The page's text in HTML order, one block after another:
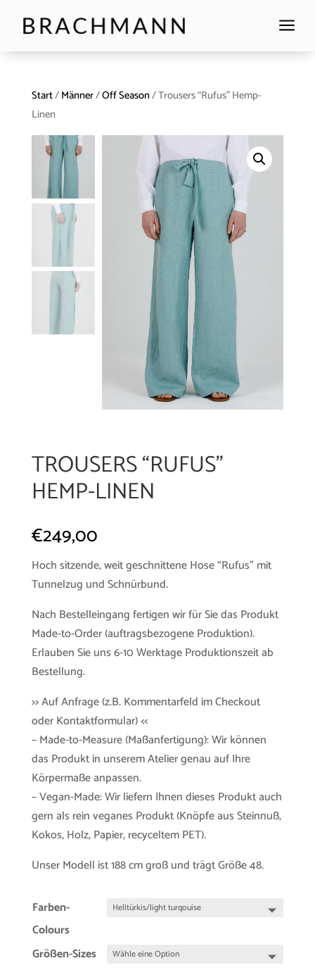
a
Start/Männer/Off Season/ Trousers “Rufus” Hemp-
Linen
TROUSERS “RUFUS”
HEMP-LINEN
€249,00
Hoch sitzende, weit geschnittene Hose “Rufus” mit
Tunnelzug und Schnürbund.
Nach Bestelleingang fertigen wir für Sie das Produkt
Made-to-Order (auftragsbezogene Produktion).
Erlauben Sie uns 6-10 Werktage Produktionszeit ab
Bestellung.
>> Auf Anfrage (z.B. Kommentarfeld im Checkout
oder Kontaktformular) <<
– Made-to-Measure (Maßanfertigung): Wir können
das Produkt in unserem Atelier genau auf Ihre
Körpermaße anpassen.
– Vegan-Made: Wir liefern Ihnen dieses Produkt auch
gern als rein veganes Produkt (Knöpfe aus Steinnuß,
Kokos, Holz, Papier, recyceltem PET).
Unser Modell ist 188 cm groß und trägt Größe 48.
Farben-
Colours
Größen-Sizes